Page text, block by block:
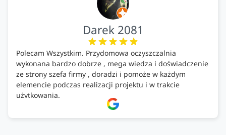
Darek 2081
Polecam Wszystkim. Przydomowa oczyszczalnia
wykonana bardzo dobrze , mega wiedza i doświadczenie
ze strony szefa firmy , doradzi i pomoże w każdym
elemencie podczas realizacji projektu i w trakcie
użytkowania.
Firma godna zaufania. Tak trzymać!